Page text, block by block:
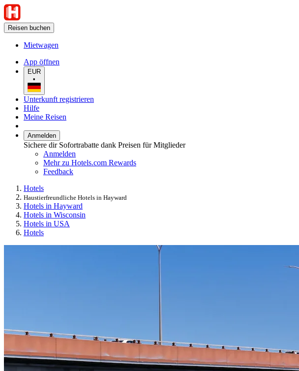
Reisen buchen
Mietwagen
App öffnen
EUR
•
Unterkunft registrieren
Hilfe
Meine Reisen
Anmelden
Sichere dir Sofortrabatte dank Preisen für Mitglieder
Anmelden
Mehr zu Hotels.com Rewards
Feedback
Hotels
Haustierfreundliche Hotels in Hayward
Hotels in Hayward
Hotels in Wisconsin
Hotels in USA
Hotels